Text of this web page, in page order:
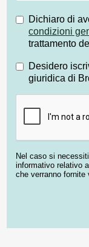
Dichiaro di
condizioni
trattamento
Desidero
giuridica di
Nel caso si
informativo relativo
che verranno